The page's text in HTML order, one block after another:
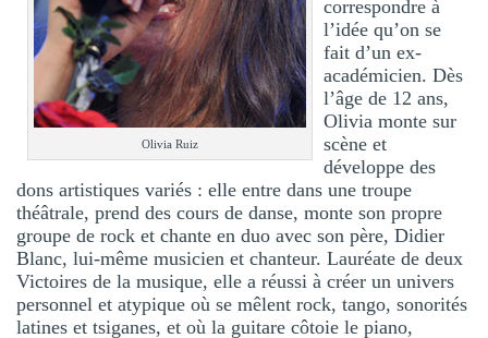
Olivia Ruiz
correspondre à
l’idée qu’on se
fait d’un ex-
académicien. Dès
l’âge de 12 ans,
Olivia monte sur
scène et
développe des
dons artistiques variés : elle entre dans une troupe
théâtrale, prend des cours de danse, monte son propre
groupe de rock et chante en duo avec son père, Didier
Blanc, lui-même musicien et chanteur. Lauréate de deux
Victoires de la musique, elle a réussi à créer un univers
personnel et atypique où se mêlent rock, tango, sonorités
latines et tsiganes, et où la guitare côtoie le piano,